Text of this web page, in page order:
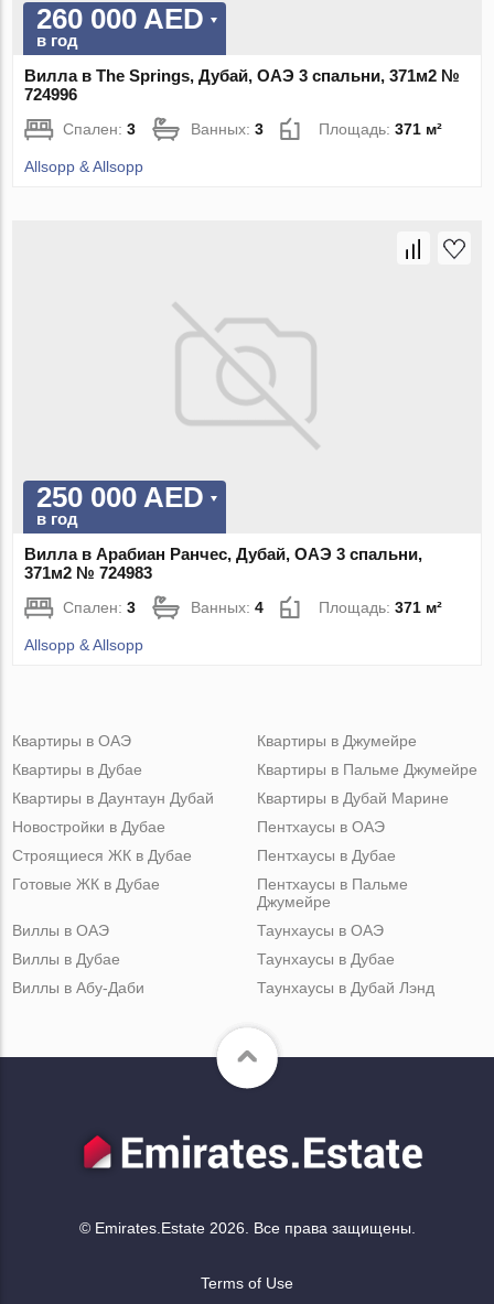
260 000 AED
в год
Вилла в The Springs, Дубай, ОАЭ 3 спальни, 371м2 №
724996
Спален:3 Ванных:3 Площадь:371 м²
Allsopp & Allsopp
250 000 AED
в год
Вилла в Арабиан Ранчес, Дубай, ОАЭ 3 спальни,
371м2 № 724983
Спален:3 Ванных:4 Площадь:371 м²
Allsopp & Allsopp
Квартиры в ОАЭ
Квартиры в Дубае
Квартиры в Даунтаун Дубай
Квартиры в Джумейре
Квартиры в Пальме Джумейре
Квартиры в Дубай Марине
Новостройки в Дубае
Строящиеся ЖК в Дубае
Готовые ЖК в Дубае
Пентхаусы в ОАЭ
Пентхаусы в Дубае
Пентхаусы в Пальме
Джумейре
Виллы в ОАЭ
Виллы в Дубае
Виллы в Абу-Даби
Таунхаусы в ОАЭ
Таунхаусы в Дубае
Таунхаусы в Дубай Лэнд
© Emirates.Estate 2026. Все права защищены.
Terms of Use